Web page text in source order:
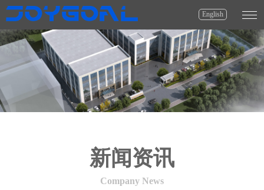
English
新闻资讯
Company News